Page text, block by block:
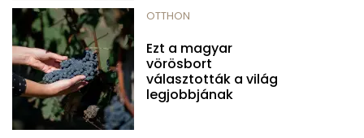
OTTHON
Ezt a magyar
vörösbort
választották a világ
legjobbjának